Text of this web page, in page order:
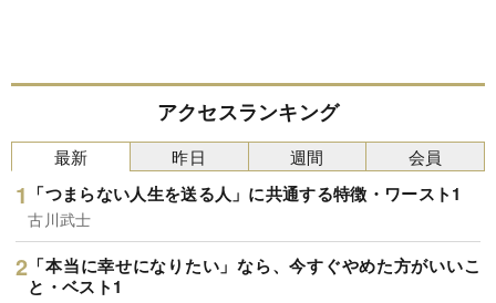
アクセスランキング
最新
「つまらない人生を送る人」に共通する特徴・ワースト1
古川武士
「本当に幸せになりたい」なら、今すぐやめた方がいいこ
と・ベスト1
昨日 週間 会員